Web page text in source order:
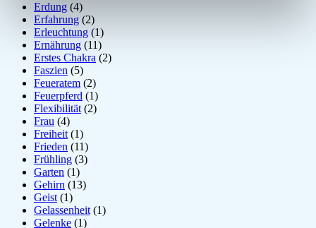
Erdung (4)
Erfahrung (2)
Erleuchtung (1)
Ernährung (11)
Erstes Chakra (2)
Faszien (5)
Feueratem (2)
Feuerpferd (1)
Flexibilität (2)
Frau (4)
Freiheit (1)
Frieden (11)
Frühling (3)
Garten (1)
Gehirn (13)
Geist (1)
Gelassenheit (1)
Gelenke (1)